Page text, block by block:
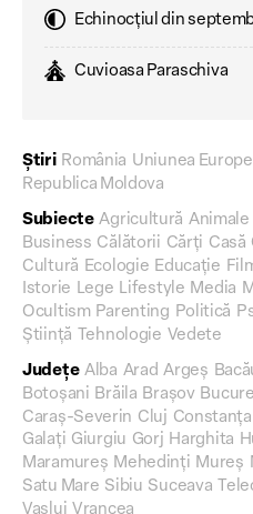
Echinocțiul din
Cuvioasa Paraschiva
Știri România Uniunea
Republica Moldova
Subiecte Agricultură Animale
Business Călătorii Cărți Casă
Cultură Ecologie Educație
Istorie Lege Lifestyle Media
Ocultism Parenting Politică
Știință
Tehnologie Vedete
Județe Alba Arad Argeș
Botoșani Brăila Brașov
Caraș-Severin Cluj Constanța
Galați Giurgiu Gorj Harghita
Maramureș Mehedinți Mureș
Satu Mare Sibiu Suceava
Vaslui Vrancea